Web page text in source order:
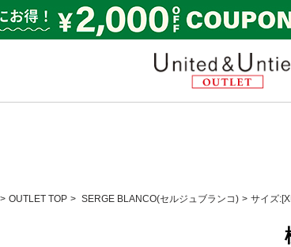
OUTLET TOP SERGE BLANCO(セルジュブランコ) サイズ